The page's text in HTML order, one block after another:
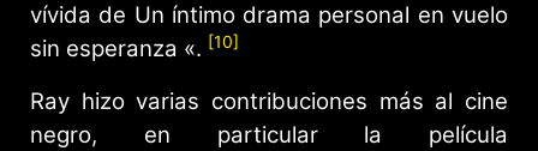
vívida de Un íntimo drama personal en vuelo
sin esperanza «. [10]
Ray hizo varias contribuciones más al cine
negro, en particular la película